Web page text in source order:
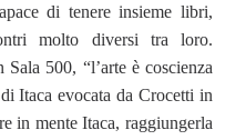
di tenere insieme libri,
molto diversi tra loro.
500, “l’arte è coscienza
Itaca evocata da Crocetti in
in mente Itaca, raggiungerla